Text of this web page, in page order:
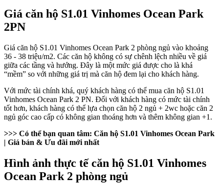
Giá căn hộ S1.01 Vinhomes Ocean Park
2PN
Giá căn hộ S1.01 Vinhomes Ocean Park 2 phòng ngủ vào khoảng
36 - 38 triệu/m2. Các căn hộ không có sự chênh lệch nhiều về giá
giữa các tầng và hướng. Đây là một mức giá được cho là khá
“mềm” so với những giá trị mà căn hộ đem lại cho khách hàng.
Với mức tài chính khá, quý khách hàng có thể mua căn hộ S1.01
Vinhomes Ocean Park 2 PN. Đối với khách hàng có mức tài chính
tốt hơn, khách hàng có thể lựa chọn căn hộ 2 ngủ + 2wc hoặc căn 2
ngủ góc cao cấp có không gian thoáng hơn và thêm không gian +1.
>>> Có thể bạn quan tâm: Căn hộ S1.01 Vinhomes Ocean Park
| Giá bán & Ưu đãi mới nhất
Hình ảnh thực tế căn hộ S1.01 Vinhomes
Ocean Park 2 phòng ngủ